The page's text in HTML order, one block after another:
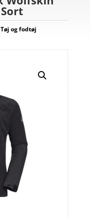
Tøj og fodtøj